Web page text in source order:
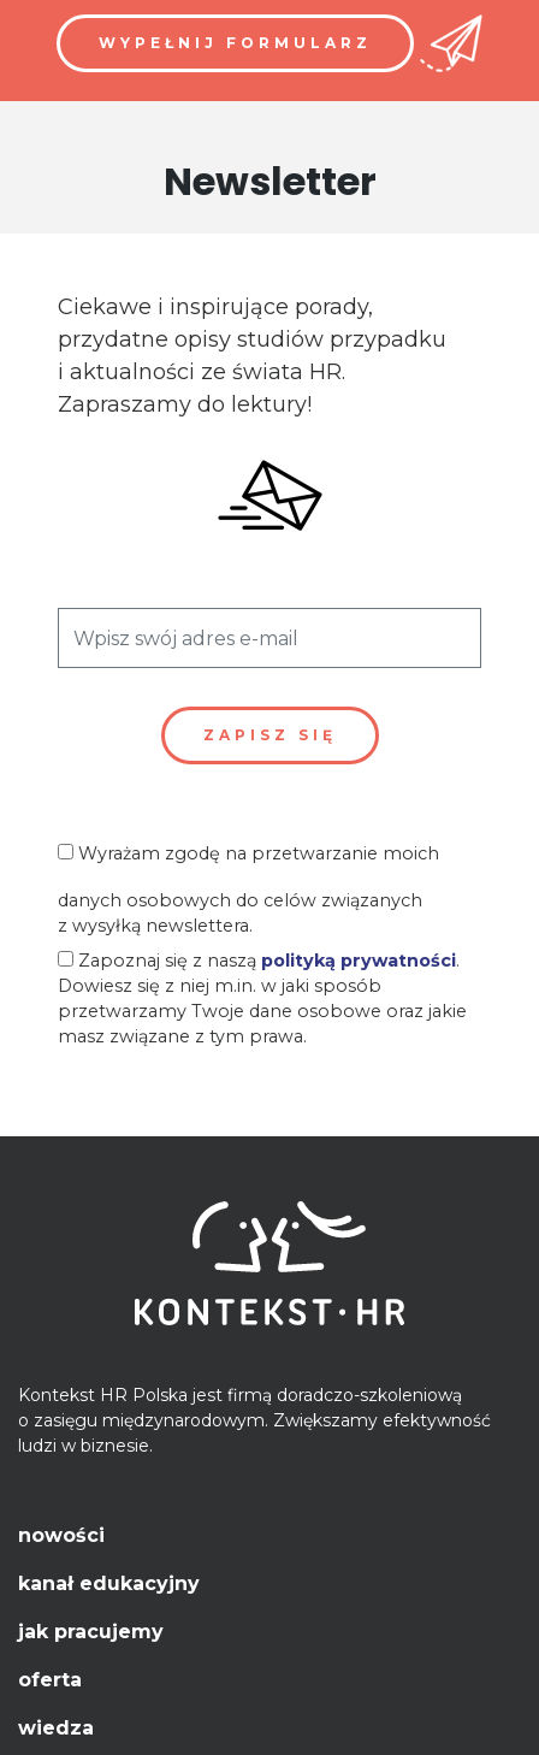
WYPEŁNIJ FORMULARZ
Newsletter
Ciekawe i inspirujące porady,
przydatne opisy studiów przypadku
i aktualności ze świata HR.
Zapraszamy do lektury!
Wyrażam zgodę na przetwarzanie moich
danych osobowych do celów związanych
z wysyłką newslettera.
Zapoznaj się z naszą polityką prywatności.
Dowiesz się z niej m.in. w jaki sposób
przetwarzamy Twoje dane osobowe oraz jakie
masz związane z tym prawa.
Kontekst HR Polska jest firmą doradczo-szkoleniową
o zasięgu międzynarodowym. Zwiększamy efektywność
ludzi w biznesie.
nowości
kanał edukacyjny
jak pracujemy
oferta
wiedza